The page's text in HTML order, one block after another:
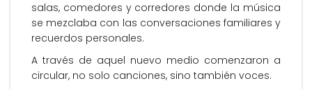
salas, comedores y corredores donde la música
se mezclaba con las conversaciones familiares y
recuerdos personales.
A través de aquel nuevo medio comenzaron a
circular, no solo canciones, sino también voces.